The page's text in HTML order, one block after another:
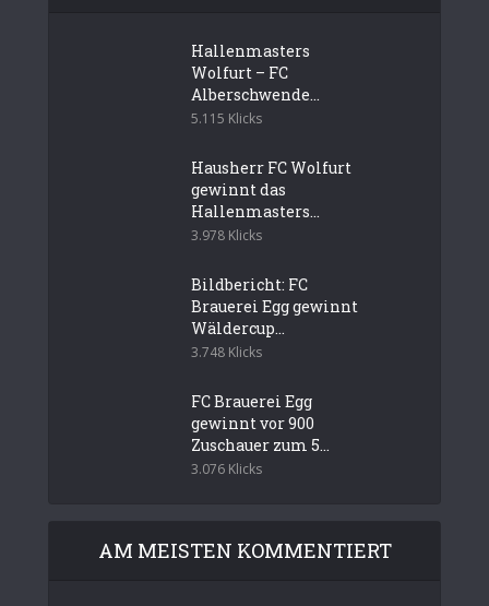
Hallenmasters
Wolfurt – FC
Alberschwende...
5.115 Klicks
Hausherr FC Wolfurt
gewinnt das
Hallenmasters...
3.978 Klicks
Bildbericht: FC
Brauerei Egg gewinnt
Wäldercup...
3.748 Klicks
FC Brauerei Egg
gewinnt vor 900
Zuschauer zum 5...
3.076 Klicks
AM MEISTEN KOMMENTIERT